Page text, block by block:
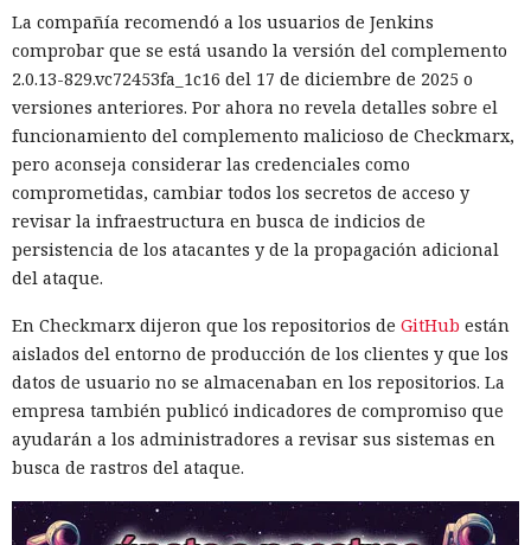
La compañía recomendó a los usuarios de Jenkins
comprobar que se está usando la versión del complemento
2.0.13-829.vc72453fa_1c16 del 17 de diciembre de 2025 o
versiones anteriores. Por ahora no revela detalles sobre el
funcionamiento del complemento malicioso de Checkmarx,
pero aconseja considerar las credenciales como
comprometidas, cambiar todos los secretos de acceso y
revisar la infraestructura en busca de indicios de
persistencia de los atacantes y de la propagación adicional
del ataque.
En Checkmarx dijeron que los repositorios de GitHub están
aislados del entorno de producción de los clientes y que los
datos de usuario no se almacenaban en los repositorios. La
empresa también publicó indicadores de compromiso que
ayudarán a los administradores a revisar sus sistemas en
busca de rastros del ataque.